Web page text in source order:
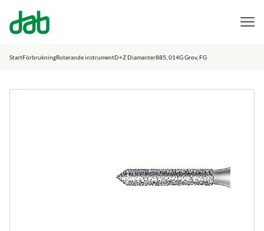
DAB Dental
StartFörbrukningRoterande instrumentD+Z Diamanter885, 014G Grov, FG